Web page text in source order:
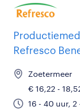
Refresco
Zoetermeer
€ 16,22 -
16 - 40 uur, 2